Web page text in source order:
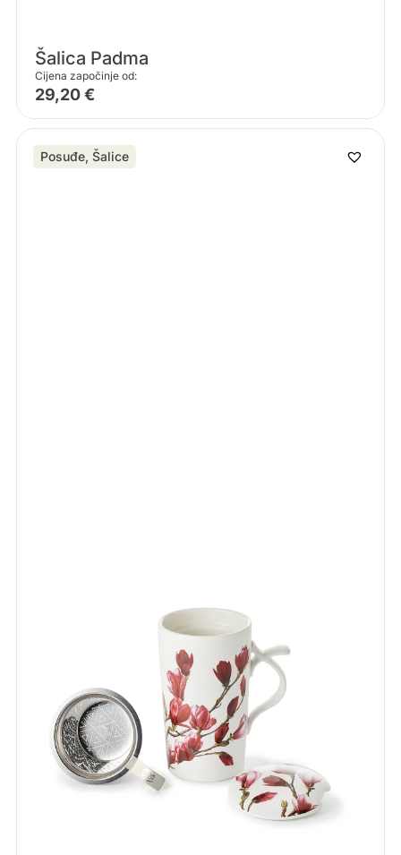
Šalica Padma
Cijena započinje od:
29,20€
Posuđe, Šalice